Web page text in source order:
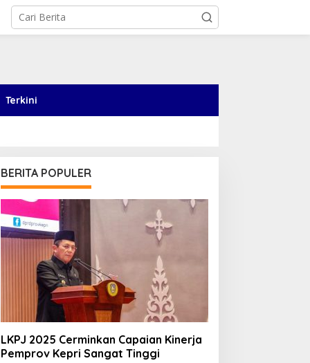
Terkini
BERITA POPULER
LKPJ 2025 Cerminkan Capaian Kinerja
Pemprov Kepri Sangat Tinggi